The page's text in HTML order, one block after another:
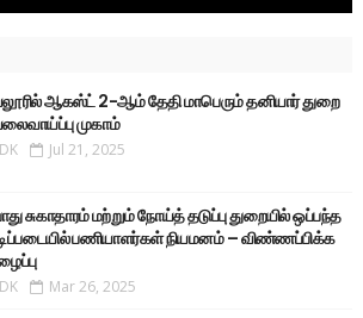
ஆகஸ்ட் 2-ஆம் தேதி மாபெரும் தனியார் துறை
முகாம்
DK Jul 21, 2025
சுகாதாரம் மற்றும் நோய்த் தடுப்பு துறையில் ஒப்பந்த
பணியாளர்கள் நியமனம் – விண்ணப்பிக்க
DK Mar 26, 2025